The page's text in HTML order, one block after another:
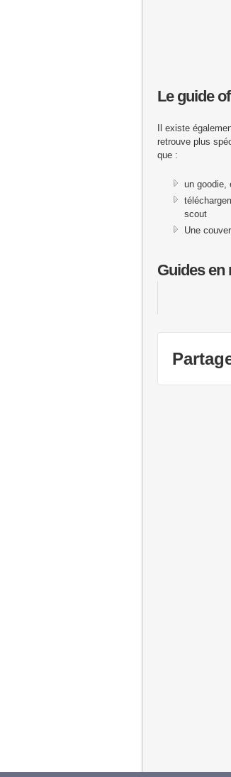
Le guide
Il existe
retrouve plus
que :
un goodie,
scout
Une
Guides en